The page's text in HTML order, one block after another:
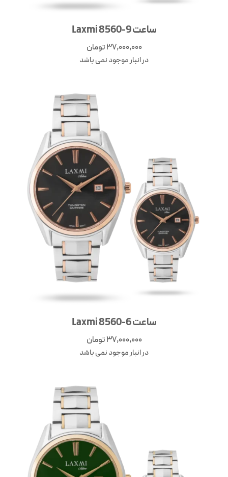
ساعت Laxmi 8560-9
37,000,000تومان
در انبار موجود نمی باشد
ساعت Laxmi 8560-6
37,000,000تومان
در انبار موجود نمی باشد